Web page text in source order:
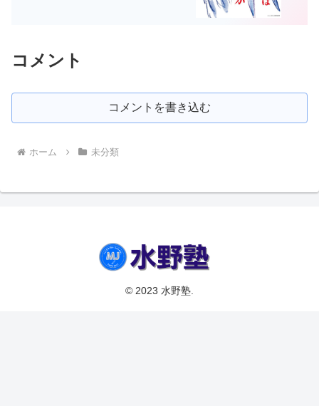
コメント
コメントを書き込む
ホーム 未分類
© 2023 水野塾.